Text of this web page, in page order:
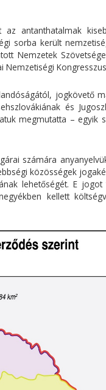
antanthatalmak
sorba került
Nemzetek
jogkövető
és
megmutatta – egyik
számára
közösségek
lehetőségét. E
kellett